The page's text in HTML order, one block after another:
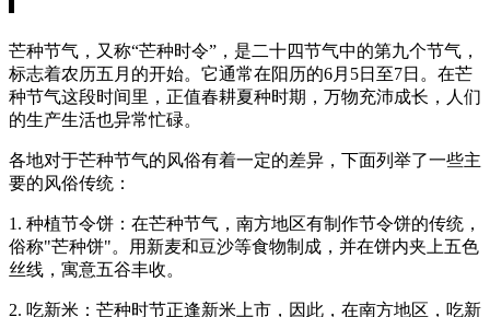
芒种节气，又称“芒种时令”，是二十四节气中的第九个节气，
标志着农历五月的开始。它通常在阳历的6月5日至7日。在芒
种节气这段时间里，正值春耕夏种时期，万物充沛成长，人们
的生产生活也异常忙碌。
各地对于芒种节气的风俗有着一定的差异，下面列举了一些主
要的风俗传统：
1. 种植节令饼：在芒种节气，南方地区有制作节令饼的传统，
俗称"芒种饼"。用新麦和豆沙等食物制成，并在饼内夹上五色
丝线，寓意五谷丰收。
2. 吃新米：芒种时节正逢新米上市，因此，在南方地区，吃新